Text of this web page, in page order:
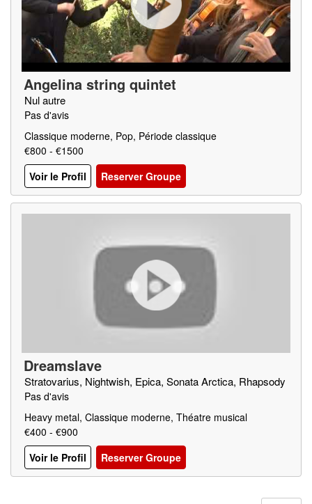
Angelina string quintet
Nul autre
Pas d'avis
Classique moderne, Pop, Période classique
€800 - €1500
Voir le Profil
Reserver Groupe
Dreamslave
Stratovarius, Nightwish, Epica, Sonata Arctica, Rhapsody
Pas d'avis
Heavy metal, Classique moderne, Théatre musical
€400 - €900
Voir le Profil
Reserver Groupe